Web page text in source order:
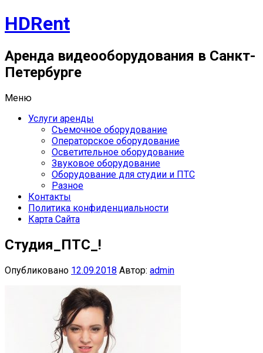
Перейти
кHDRent
Аренда видеооборудования в Санкт-
Петербурге
Меню
Услуги аренды
Съемочное оборудование
Операторское оборудование
Осветительное оборудование
Звуковое оборудование
Оборудование для студии и ПТС
Разное
Контакты
Политика конфиденциальности
Карта Сайта
Студия_ПТС_!
Опубликовано 12.09.2018 Автор: admin